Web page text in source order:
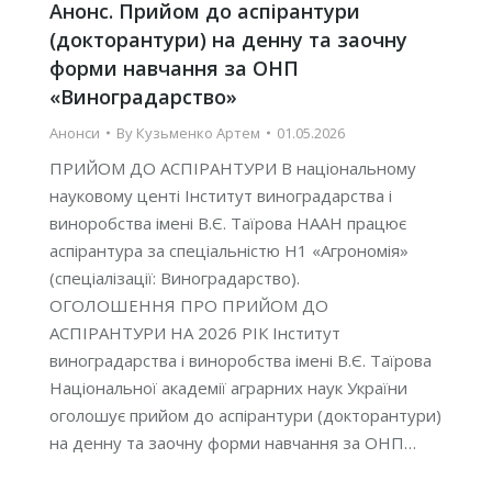
Анонс. Прийом до аспірантури
(докторантури) на денну та заочну
форми навчання за ОНП
«Виноградарство»
Анонси By Кузьменко Артем 01.05.2026
ПРИЙОМ ДО АСПІРАНТУРИ В національному
науковому центі Інститут виноградарства і
виноробства імені В.Є. Таїрова НААН працює
аспірантура за спеціальністю Н1 «Агрономія»
(спеціалізації: Виноградарство).
ОГОЛОШЕННЯ ПРО ПРИЙОМ ДО
АСПІРАНТУРИ НА 2026 РІК Інститут
виноградарства і виноробства імені В.Є. Таїрова
Національної академії аграрних наук України
оголошує прийом до аспірантури (докторантури)
на денну та заочну форми навчання за ОНП…